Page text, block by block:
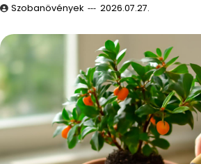
Szobanövények 2026.07.27.